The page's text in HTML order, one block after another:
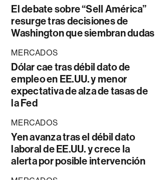
El debate sobre “Sell América”
resurge tras decisiones de
Washington que siembran dudas
MERCADOS
Dólar cae tras débil dato de
empleo en EE.UU. y menor
expectativa de alza de tasas de
la Fed
MERCADOS
Yen avanza tras el débil dato
laboral de EE.UU. y crece la
alerta por posible intervención